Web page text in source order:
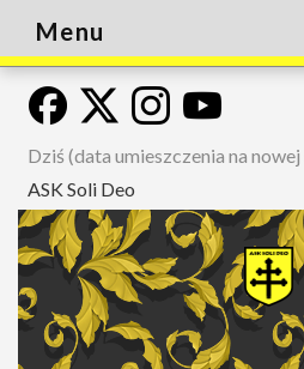
Menu
Dziś (data umieszczenia na
ASK Soli Deo